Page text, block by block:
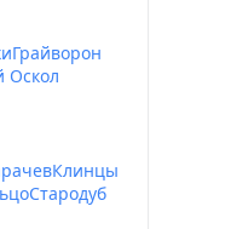
Грайворон
Оскол
Клинцы
Стародуб